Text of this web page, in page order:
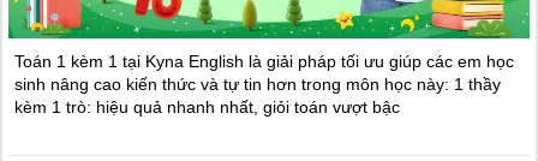
Toán 1 kèm 1 tại Kyna English là giải pháp tối ưu giúp các em học
sinh nâng cao kiến thức và tự tin hơn trong môn học này: 1 thầy
kèm 1 trò: hiệu quả nhanh nhất, giỏi toán vượt bậc